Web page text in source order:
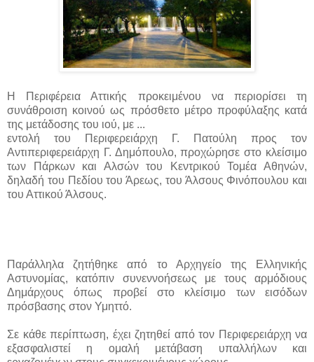
Η Περιφέρεια Αττικής προκειμένου να περιορίσει τη
συνάθροιση κοινού ως πρόσθετο μέτρο προφύλαξης κατά
της μετάδοσης του ιού, με ...
εντολή του Περιφερειάρχη Γ. Πατούλη προς τον
Αντιπεριφερειάρχη Γ. Δημόπουλο, προχώρησε στο κλείσιμο
των Πάρκων και Αλσών του Κεντρικού Τομέα Αθηνών,
δηλαδή του Πεδίου του Άρεως, του Άλσους Φινόπουλου και
του Αττικού Άλσους.
Παράλληλα ζητήθηκε από το Αρχηγείο της Ελληνικής
Αστυνομίας, κατόπιν συνεννοήσεως με τους αρμόδιους
Δημάρχους όπως προβεί στο κλείσιμο των εισόδων
πρόσβασης στον Υμηττό.
Σε κάθε περίπτωση, έχει ζητηθεί από τον Περιφερειάρχη να
εξασφαλιστεί η ομαλή μετάβαση υπαλλήλων και